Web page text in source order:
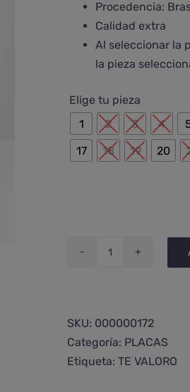
Procedencia:
Calidad extra
Al seleccionar la
la pieza
Elige tu pieza
1 2 3 4
17
18 19 20
grande
cantidad
SKU: 000000172
Categoría: PLACAS
Etiqueta: TE VALORO